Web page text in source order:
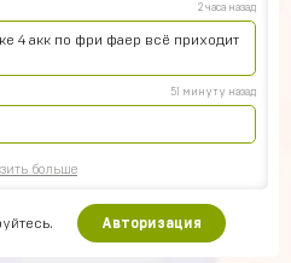
2 часа назад
4 акк по фри фаер всё приходит
51 минуту назад
больше
Авторизация